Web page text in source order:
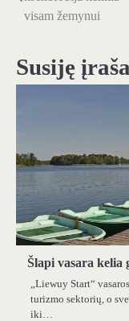
tarp
visam žemynui
Susiję
Šlapi vasara kelia
„Liewuy Start“
turizmo sektorių, o
iki…